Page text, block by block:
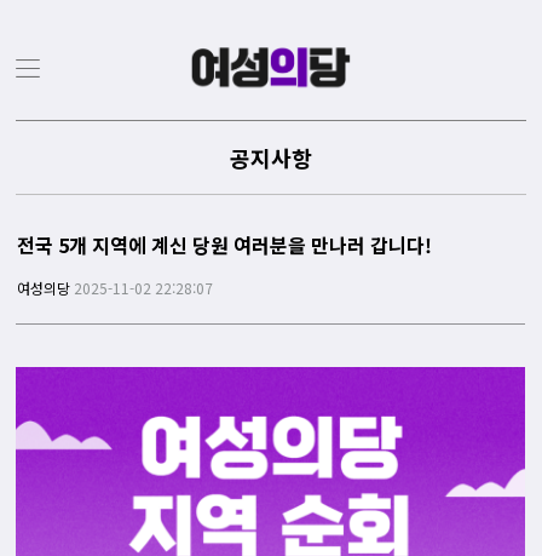
공지사항
전국 5개 지역에 계신 당원 여러분을 만나러 갑니다!
여성의당 2025-11-02 22:28:07